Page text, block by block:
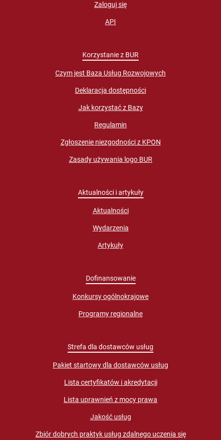
Zaloguj się
API
Korzystanie z BUR
Czym jest Baza Usług Rozwojowych
Deklaracja dostępności
Jak korzystać z Bazy
Regulamin
Zgłoszenie niezgodności z KPON
Zasady używania logo BUR
Aktualności i artykuły
Aktualności
Wydarzenia
Artykuły
Dofinansowanie
Konkursy ogólnokrajowe
Programy regionalne
Strefa dla dostawców usług
Pakiet startowy dla dostawców usług
Lista certyfikatów i akredytacji
Lista uprawnień z mocy prawa
Jakość usług
Zbiór dobrych praktyk usług zdalnego uczenia się